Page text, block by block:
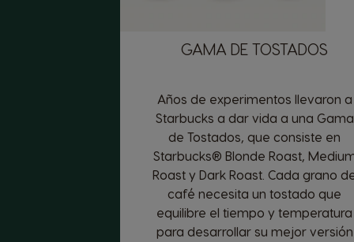
GAMA DE TOSTADOS
Años de experimentos llevaron a
Starbucks a dar vida a una Gama
de Tostados, que consiste en
Starbucks® Blonde Roast,
Roast y Dark Roast. Cada grano
café necesita un tostado que
equilibre el tiempo y temperatura
para desarrollar su mejor versión